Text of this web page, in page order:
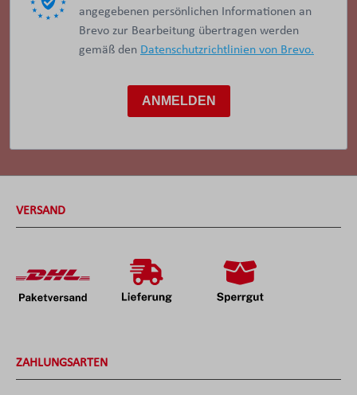
angegebenen persönlichen Informationen an
Brevo zur Bearbeitung übertragen werden
gemäß den Datenschutzrichtlinien von Brevo.
ANMELDEN
VERSAND
ZAHLUNGSARTEN